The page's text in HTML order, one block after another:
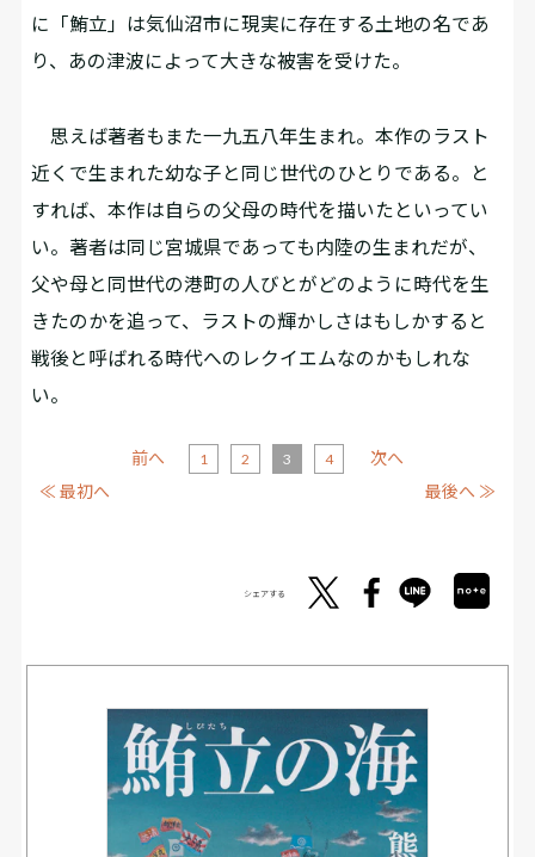
に「鮪立」は気仙沼市に現実に存在する土地の名であ
り、あの津波によって大きな被害を受けた。
思えば著者もまた一九五八年生まれ。本作のラスト
近くで生まれた幼な子と同じ世代のひとりである。と
すれば、本作は自らの父母の時代を描いたといってい
い。著者は同じ宮城県であっても内陸の生まれだが、
父や母と同世代の港町の人びとがどのように時代を生
きたのかを追って、ラストの輝かしさはもしかすると
戦後と呼ばれる時代へのレクイエムなのかもしれな
い。
≪ 最初へ
前へ 1 2 3 4
次へ
最後へ ≫
シェアする